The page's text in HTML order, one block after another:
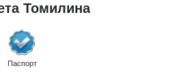
Томилина
Паспорт